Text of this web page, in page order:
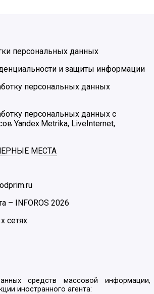
персональных данных
и защиты информации
персональных данных
персональных данных с
Yandex.Metrika, LiveInternet,
МЕСТА
– INFOROS 2026
сетях:
средств массовой информации,
иностранного агента: